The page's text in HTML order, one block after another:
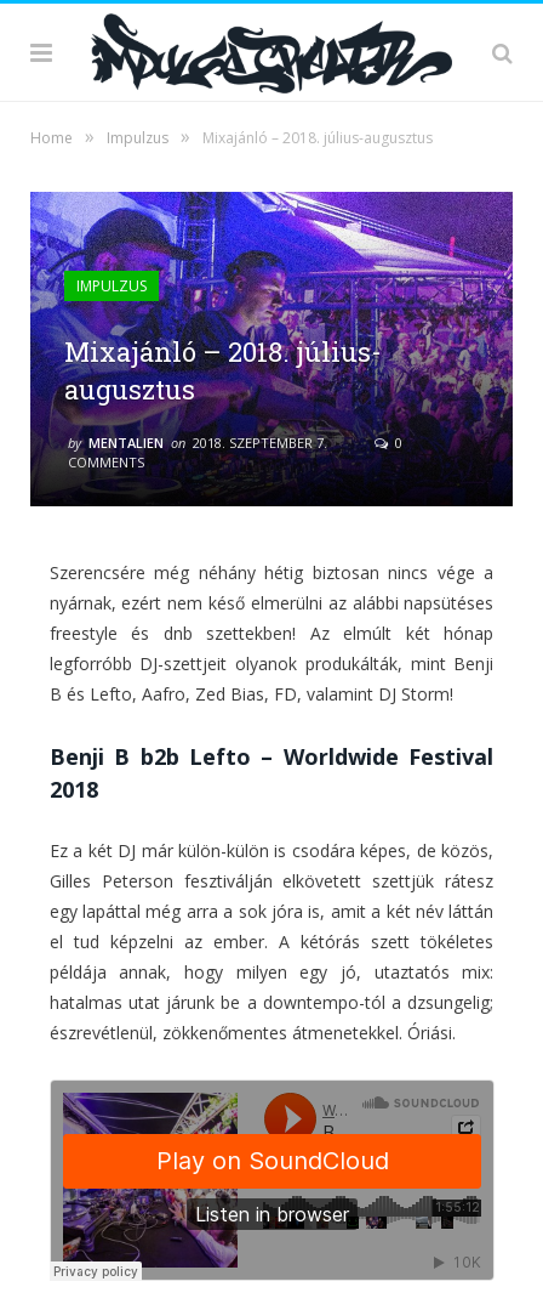
Home » Impulzus » Mixajánló – 2018. július-augusztus
IMPULZUS
Mixajánló – 2018. július-
augusztus
by MENTALIEN on 2018. SZEPTEMBER 7.
0
COMMENTS
Szerencsére még néhány hétig biztosan nincs vége a
nyárnak, ezért nem késő elmerülni az alábbi napsütéses
freestyle és dnb szettekben! Az elmúlt két hónap
legforróbb DJ-szettjeit olyanok produkálták, mint Benji
B és Lefto, Aafro, Zed Bias, FD, valamint DJ Storm!
Benji B b2b Lefto – Worldwide Festival
2018
Ez a két DJ már külön-külön is csodára képes, de közös,
Gilles Peterson fesztiválján elkövetett szettjük rátesz
egy lapáttal még arra a sok jóra is, amit a két név láttán
el tud képzelni az ember. A kétórás szett tökéletes
példája annak, hogy milyen egy jó, utaztatós mix:
hatalmas utat járunk be a downtempo-tól a dzsungelig;
észrevétlenül, zökkenőmentes átmenetekkel. Óriási.